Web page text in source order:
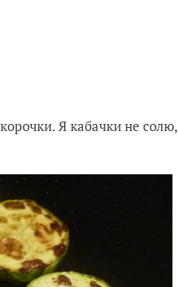
Я кабачки не солю,